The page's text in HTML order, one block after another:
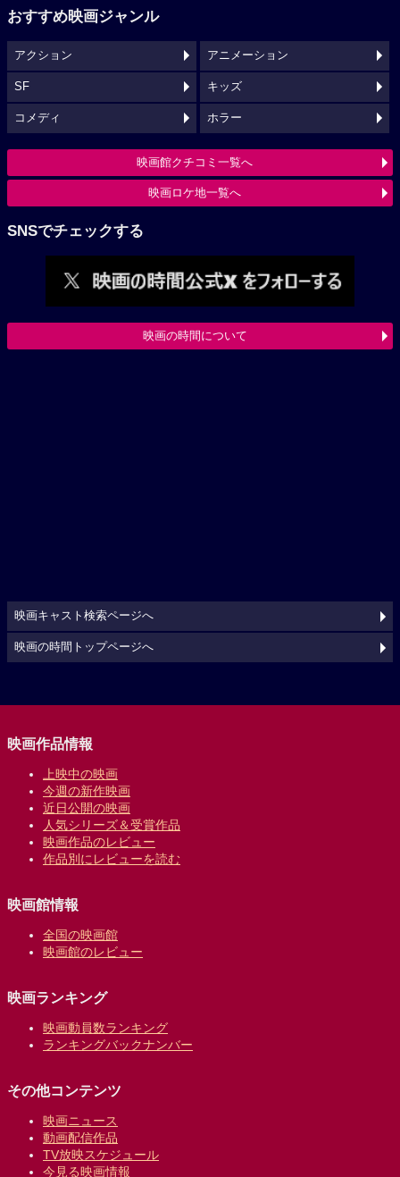
おすすめ映画ジャンル
アクション アニメーション
SF キッズ
コメディ ホラー
映画館クチコミ一覧へ
映画ロケ地一覧へ
SNSでチェックする
映画の時間について
映画キャスト検索ページへ
映画の時間トップページへ
映画作品情報
上映中の映画
今週の新作映画
近日公開の映画
人気シリーズ＆受賞作品
映画作品のレビュー
作品別にレビューを読む
映画館情報
全国の映画館
映画館のレビュー
映画ランキング
映画動員数ランキング
ランキングバックナンバー
その他コンテンツ
映画ニュース
動画配信作品
TV放映スケジュール
今見る映画情報